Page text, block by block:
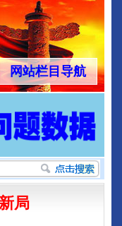
网站栏目导航
局